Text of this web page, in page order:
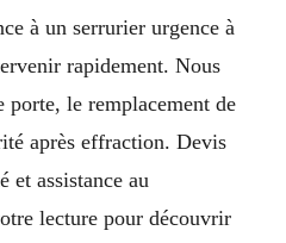
à un serrurier urgence à
rapidement. Nous
porte, le remplacement de
après effraction. Devis
et assistance au
lecture pour découvrir